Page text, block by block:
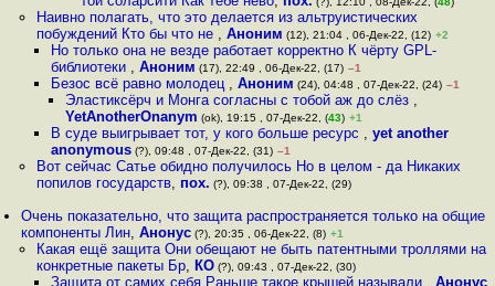
Наивно полагать, что это делается из альтруистических
побуждений Кто бы что не , Аноним (12), 21:04 , 06-Дек-22, (12) +2
Но только она не везде работает корректно К чёрту GPL-
библиотеки , Аноним (17), 22:49 , 06-Дек-22, (17) –1
Безос всё равно молодец , Аноним (24), 04:48 , 07-Дек-22, (24) –1
Эластиксёрч и Монга согласны с тобой аж до слёз ,
YetAnotherOnanym (ok), 19:15 , 07-Дек-22, (43) +1
В суде выигрывает тот, у кого больше ресурс , yet another
anonymous(?), 09:48 , 07-Дек-22, (31) –1
Вот сейчас Сатье обидно получилось Но в целом - да Никаких
попилов государств, пох. (?), 09:38 , 07-Дек-22, (29)
Очень показательно, что защита распространяется только на общие
компоненты Лин,Анонус (?), 20:35 , 06-Дек-22, (8) +1
Какая ещё защита Они обещают не быть патентными троллями на
конкретные пакеты Бр, КО(?), 09:43 , 07-Дек-22, (30)
Защита от самих себя Раньше такое крышей называли , Анонус